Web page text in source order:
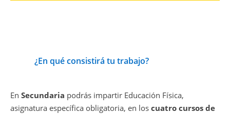
¿En qué consistirá tu trabajo?
En Secundaria podrás impartir Educación Física,
asignatura específica obligatoria, en los cuatro cursos de